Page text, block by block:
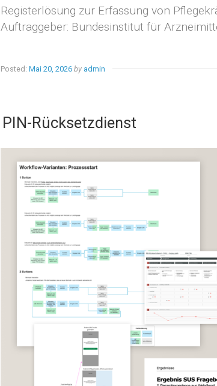
Registerlösung zur Erfassung von
Auftraggeber: Bundesinstitut für
Posted: Mai 20, 2026 by admin
PIN-Rücksetzdienst